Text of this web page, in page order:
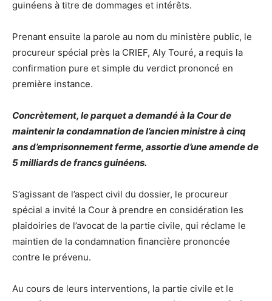
guinéens à titre de dommages et intérêts.
Prenant ensuite la parole au nom du ministère public, le
procureur spécial près la CRIEF, Aly Touré, a requis la
confirmation pure et simple du verdict prononcé en
première instance.
Concrètement, le parquet a demandé à la Cour de
maintenir la condamnation de l’ancien ministre à cinq
ans d’emprisonnement ferme, assortie d’une amende de
5 milliards de francs guinéens.
S’agissant de l’aspect civil du dossier, le procureur
spécial a invité la Cour à prendre en considération les
plaidoiries de l’avocat de la partie civile, qui réclame le
maintien de la condamnation financière prononcée
contre le prévenu.
Au cours de leurs interventions, la partie civile et le